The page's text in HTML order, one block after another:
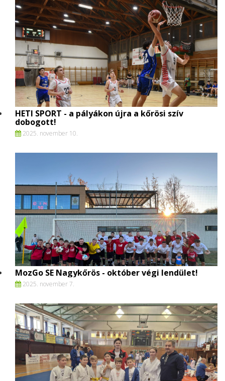
HETI SPORT - a pályákon újra a kőrösi szív
dobogott!
2025. november 10.
MozGo SE Nagykőrös - október végi lendület!
2025. november 7.